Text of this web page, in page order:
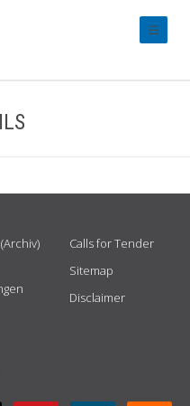
Calls for Tender
Sitemap
Disclaimer